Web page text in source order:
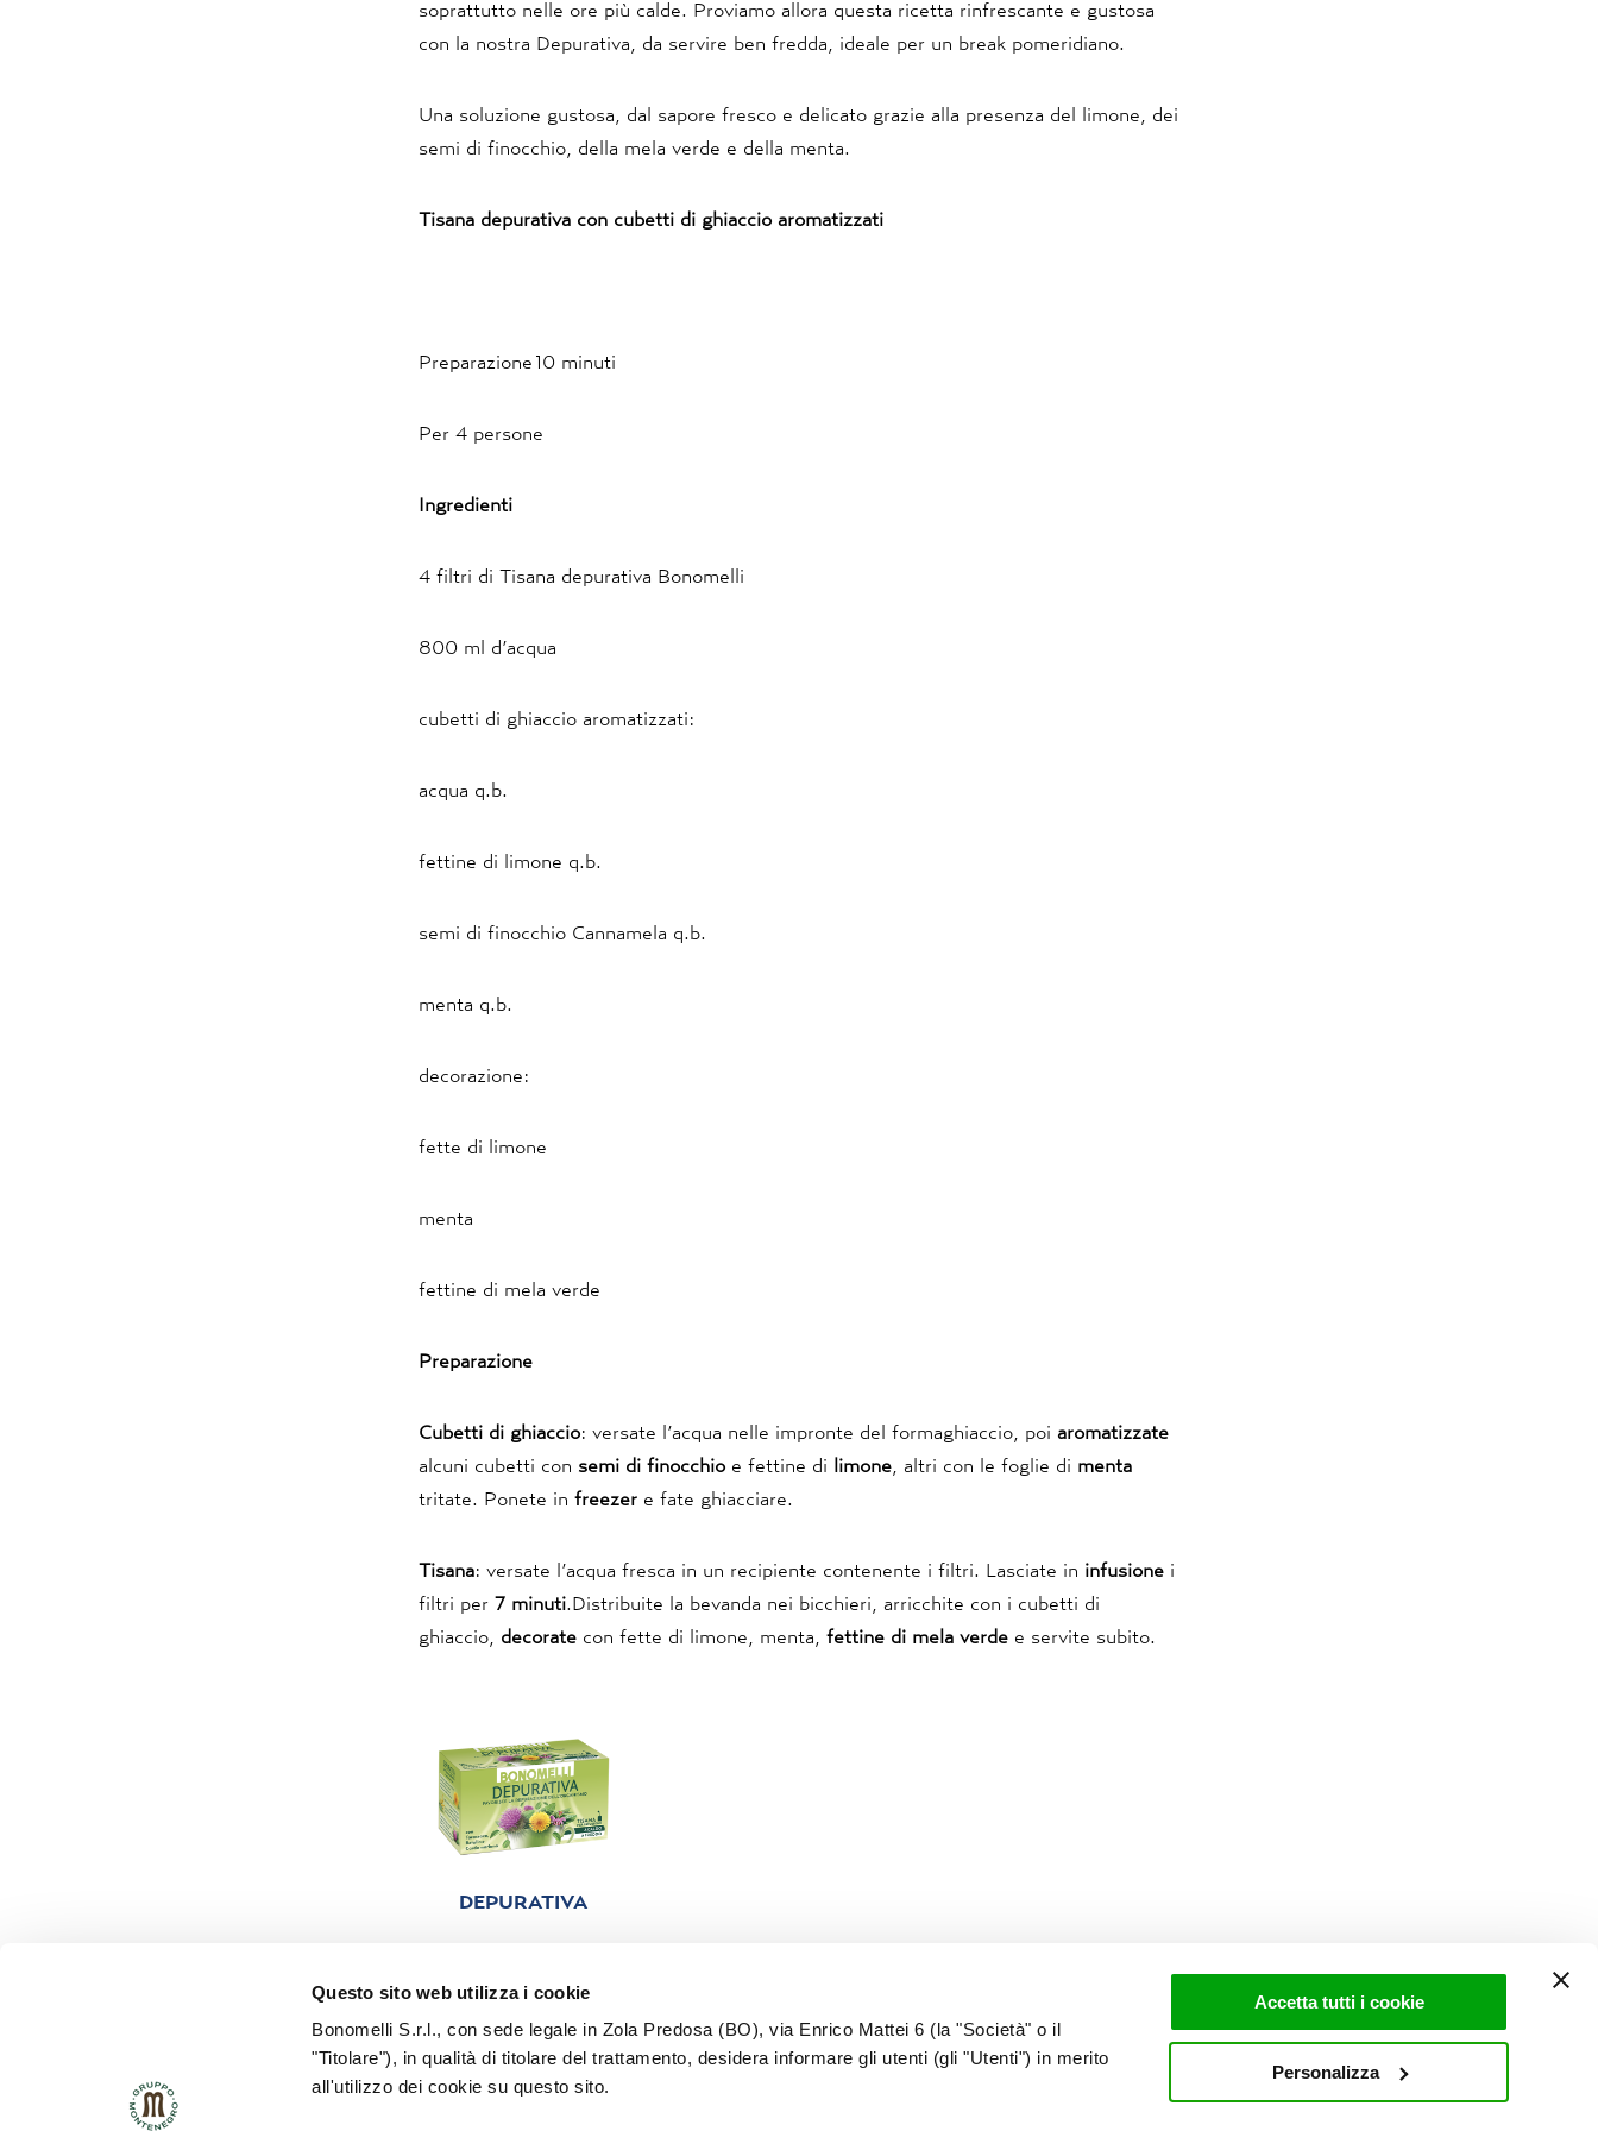
Questo sito web utilizza i cookie
Bonomelli S.r.l., con sede legale in Zola Predosa (BO), via Enrico Mattei 6 (la "Società" o il
"Titolare"), in qualità di titolare del trattamento, desidera informare gli utenti (gli "Utenti") in merito
all'utilizzo dei cookie su questo sito.
Accetta tutti i cookie
Personalizza
soprattutto nelle ore più calde. Proviamo allora questa ricetta rinfrescante e gustosa
con la nostra Depurativa, da servire ben fredda, ideale per un break pomeridiano.
Una soluzione gustosa, dal sapore fresco e delicato grazie alla presenza del limone, dei
semi di finocchio, della mela verde e della menta.
Tisana depurativa con cubetti di ghiaccio aromatizzati
Preparazione 10 minuti
Per 4 persone
Ingredienti
4 filtri di Tisana depurativa Bonomelli
800 ml d’acqua
cubetti di ghiaccio aromatizzati:
acqua q.b.
fettine di limone q.b.
semi di finocchio Cannamela q.b.
menta q.b.
decorazione:
fette di limone
menta
fettine di mela verde
Preparazione
Cubetti di ghiaccio: versate l’acqua nelle impronte del formaghiaccio, poi aromatizzate
alcuni cubetti con semi di finocchio e fettine di limone , altri con le foglie di menta
tritate. Ponete in freezer e fate ghiacciare.
Tisana: versate l’acqua fresca in un recipiente contenente i filtri. Lasciate in infusione i
filtri per 7 minuti.Distribuite la bevanda nei bicchieri, arricchite con i cubetti di
ghiaccio, decorate con fette di limone, menta, fettine di mela verde e servite subito.
DEPURATIVA